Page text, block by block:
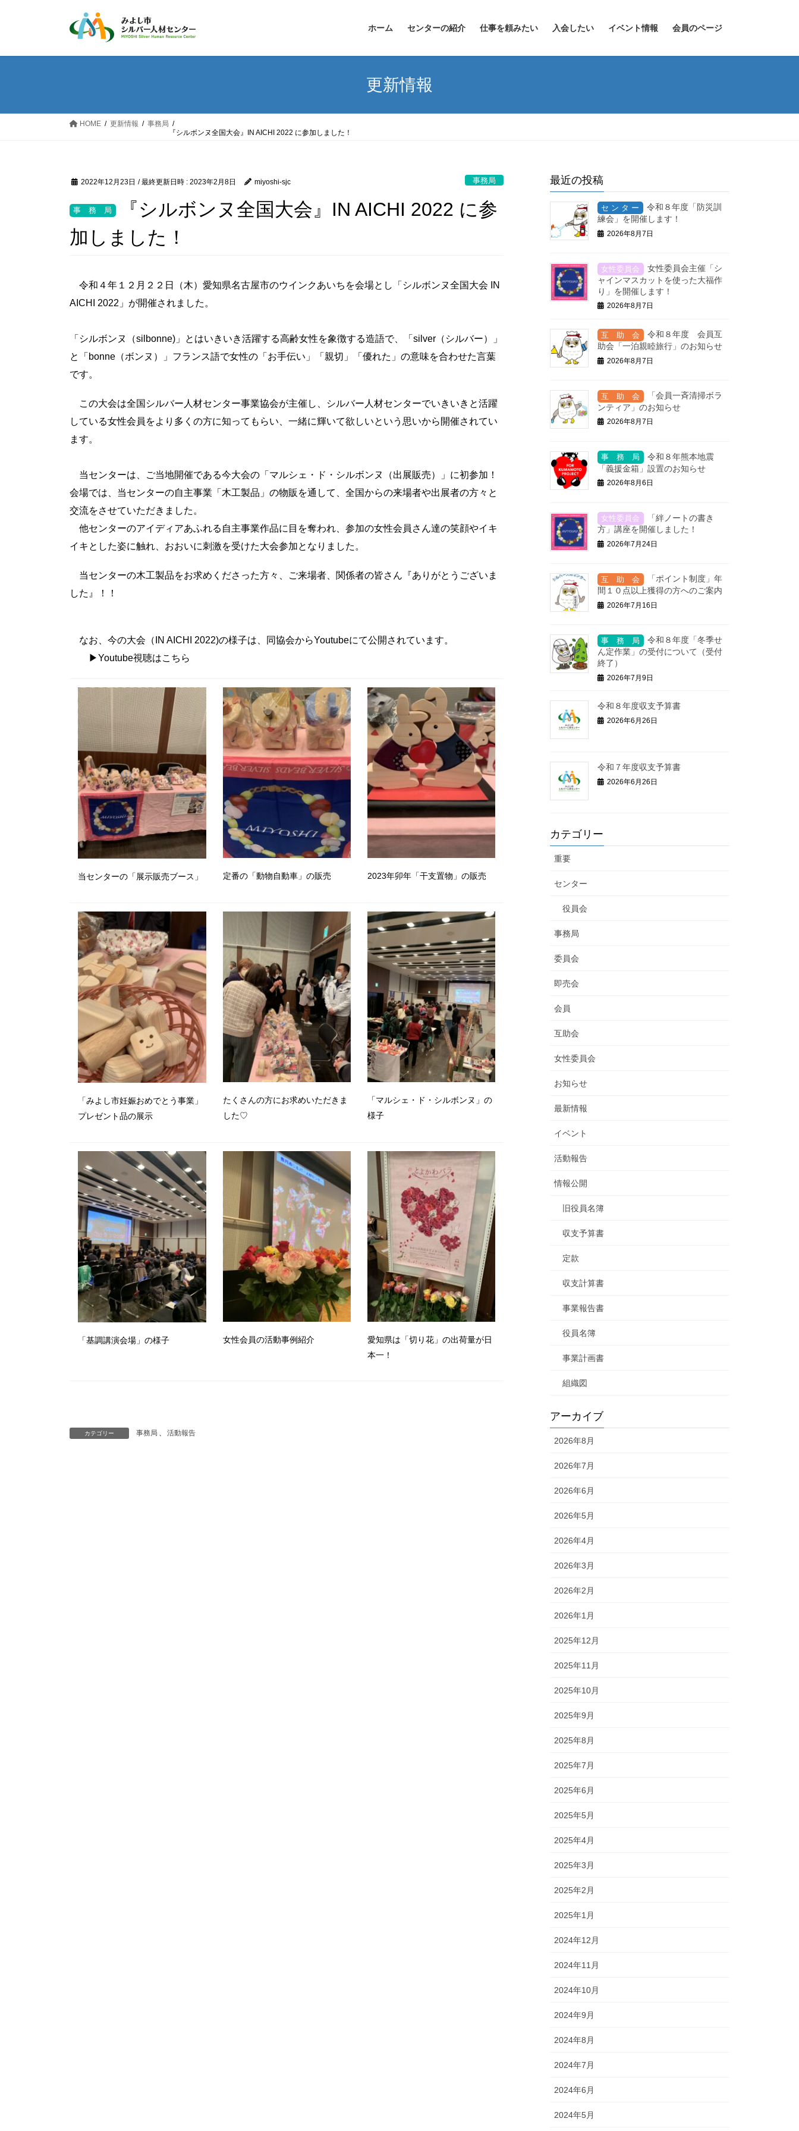
ホーム センターの紹介 仕事を頼みたい 入会したい イベント情報 会員のページ
更新情報
HOME 更新情報
事務局
『シルボンヌ全国大会』IN AICHI 2022 に参加しました！
2022年12月23日 / 最終更新日時 : 2023年2月8日 miyoshi-sjc 事務局
『シルボンヌ全国大会』IN AICHI 2022 に参
加しました！
令和４年１２月２２日（木）愛知県名古屋市のウインクあいちを会場とし「シルボンヌ全国大会 IN
AICHI 2022」が開催されました。
「シルボンヌ（silbonne)」とはいきいき活躍する高齢女性を象徴する造語で、「silver（シルバー）」
と「bonne（ボンヌ）」フランス語で女性の「お手伝い」「親切」「優れた」の意味を合わせた言葉
です。
この大会は全国シルバー人材センター事業協会が主催し、シルバー人材センターでいきいきと活躍
している女性会員をより多くの方に知ってもらい、一緒に輝いて欲しいという思いから開催されてい
ます。
当センターは、ご当地開催である今大会の「マルシェ・ド・シルボンヌ（出展販売）」に初参加！
会場では、当センターの自主事業「木工製品」の物販を通して、全国からの来場者や出展者の方々と
交流をさせていただきました。
他センターのアイディアあふれる自主事業作品に目を奪われ、参加の女性会員さん達の笑顔やイキ
イキとした姿に触れ、おおいに刺激を受けた大会参加となりました。
当センターの木工製品をお求めくださった方々、ご来場者、関係者の皆さん『ありがとうございま
した』！！
なお、今の大会（IN AICHI 2022)の様子は、同協会からYoutubeにて公開されています。
▶Youtube視聴はこちら
当センターの「展示販売ブース」 定番の「動物自動車」の販売 2023年卯年「干支置物」の販売
「みよし市妊娠おめでとう事業」
プレゼント品の展示
たくさんの方にお求めいただきま
した♡
「マルシェ・ド・シルボンヌ」の
様子
「基調講演会場」の様子 女性会員の活動事例紹介
愛知県は「切り花」の出荷量が日
本一！
カテゴリー 事務局 、 活動報告
最近の投稿
令和８年度「防災訓
練会」を開催します！
2026年8月7日
女性委員会主催「シ
ャインマスカットを使った大福作
り」を開催します！
2026年8月7日
令和８年度 会員互
助会「一泊親睦旅行」のお知らせ
2026年8月7日
「会員一斉清掃ボラ
ンティア」のお知らせ
2026年8月7日
令和８年熊本地震
「義援金箱」設置のお知らせ
2026年8月6日
「絆ノートの書き
方」講座を開催しました！
2026年7月24日
「ポイント制度」年
間１０点以上獲得の方へのご案内
2026年7月16日
令和８年度「冬季せ
ん定作業」の受付について（受付
終了）
2026年7月9日
令和８年度収支予算書
2026年6月26日
令和７年度収支予算書
2026年6月26日
カテゴリー
重要
センター
役員会
事務局
委員会
即売会
会員
互助会
女性委員会
お知らせ
最新情報
イベント
活動報告
情報公開
旧役員名簿
収支予算書
定款
収支計算書
事業報告書
役員名簿
事業計画書
組織図
アーカイブ
2026年8月
2026年7月
2026年6月
2026年5月
2026年4月
2026年3月
2026年2月
2026年1月
2025年12月
2025年11月
2025年10月
2025年9月
2025年8月
2025年7月
2025年6月
2025年5月
2025年4月
2025年3月
2025年2月
2025年1月
2024年12月
2024年11月
2024年10月
2024年9月
2024年8月
2024年7月
2024年6月
2024年5月